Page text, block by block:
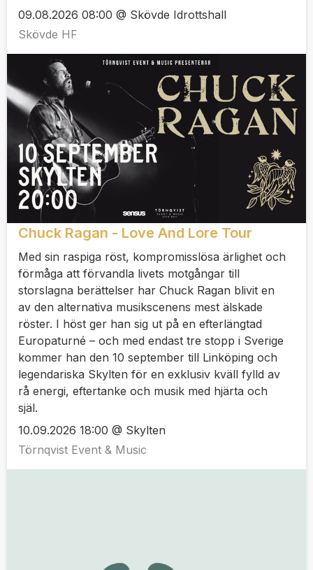
09.08.2026 08:00 @ Skövde Idrottshall
Skövde HF
Chuck Ragan - Love And Lore Tour
Med sin raspiga röst, kompromisslösa ärlighet och
förmåga att förvandla livets motgångar till
storslagna berättelser har Chuck Ragan blivit en
av den alternativa musikscenens mest älskade
röster. I höst ger han sig ut på en efterlängtad
Europaturné – och med endast tre stopp i Sverige
kommer han den 10 september till Linköping och
legendariska Skylten för en exklusiv kväll fylld av
rå energi, eftertanke och musik med hjärta och
själ.
10.09.2026 18:00 @ Skylten
Törnqvist Event & Music